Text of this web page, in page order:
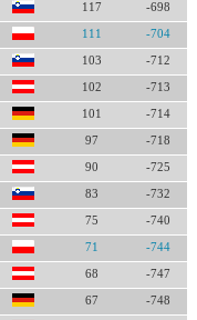
117 -698
111 -704
103 -712
102 -713
101 -714
97 -718
90 -725
83 -732
75 -740
71 -744
68 -747
67 -748